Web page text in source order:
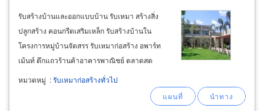
รับสร้างบ้านและออกแบบบ้าน รับเหมา สร้างสิ่ง
ปลูกสร้าง คอนกรีตเสริมเหล็ก รับสร้างบ้านใน
โครงการหมู่บ้านจัดสรร รับเหมาก่อสร้าง อพาร์ท
เม้นท์ ตึกแถวร้านค้าอาคารพาณิชย์ ตลาดสด
ควบคุมโดยทีมงานวิศวกร รับเหมาก่อสร้างงาน
โครงสร้างเหล็ก (steel structure construction)
หมวดหมู่ :รับเหมาก่อสร้างทั่วไป